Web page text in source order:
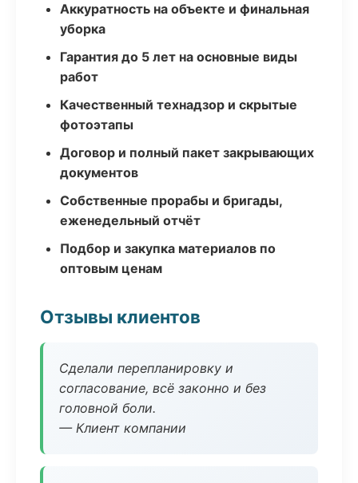
Аккуратность на объекте и финальная
уборка
Гарантия до 5 лет на основные виды
работ
Качественный технадзор и скрытые
фотоэтапы
Договор и полный пакет закрывающих
документов
Собственные прорабы и бригады,
еженедельный отчёт
Подбор и закупка материалов по
оптовым ценам
Отзывы клиентов
Сделали перепланировку и
согласование, всё законно и без
головной боли.
— Клиент компании